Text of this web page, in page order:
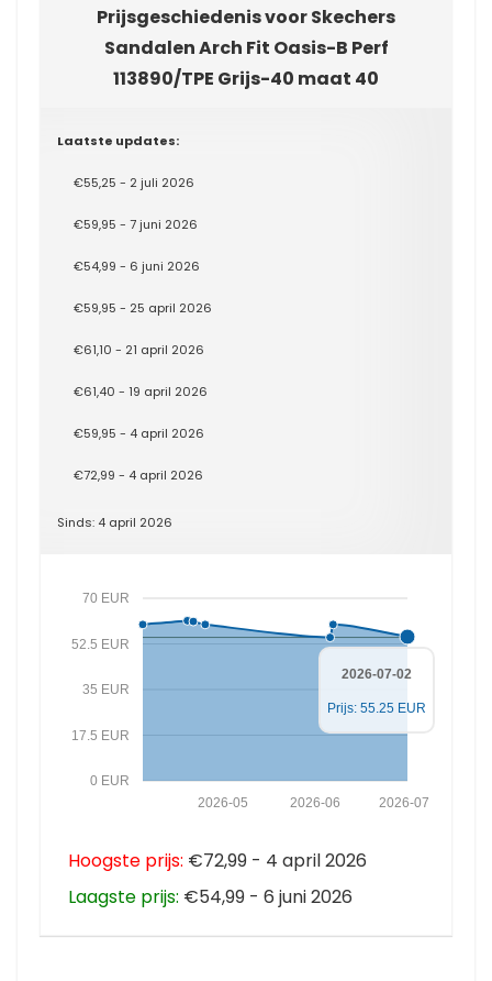
Prijsgeschiedenis voor Skechers
Sandalen Arch Fit Oasis-B Perf
113890/TPE Grijs-40 maat 40
Laatste updates:
€55,25 - 2 juli 2026
€59,95 - 7 juni 2026
€54,99 - 6 juni 2026
€59,95 - 25 april 2026
€61,10 - 21 april 2026
€61,40 - 19 april 2026
€59,95 - 4 april 2026
€72,99 - 4 april 2026
Sinds: 4 april 2026
0 EUR
17.5 EUR
35 EUR
52.5 EUR
70 EUR
2026-07
2026-06
2026-05
2026-07-02
Prijs: 55.25 EUR
Hoogste prijs: €72,99 - 4 april 2026
Laagste prijs: €54,99 - 6 juni 2026